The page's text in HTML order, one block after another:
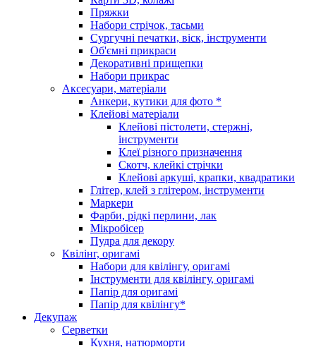
Пряжки
Набори стрічок, тасьми
Сургучні печатки, віск, інструменти
Об'ємні прикраси
Декоративні прищепки
Набори прикрас
Аксесуари, матеріали
Анкери, кутики для фото *
Клейові матеріали
Клейові пістолети, стержні,
інструменти
Клеї різного призначення
Скотч, клейкі стрічки
Клейові аркуші, крапки, квадратики
Глітер, клей з глітером, інструменти
Маркери
Фарби, рідкі перлини, лак
Мікробісер
Пудра для декору
Квілінг, оригамі
Набори для квілінгу, оригамі
Інструменти для квілінгу, оригамі
Папір для оригамі
Папір для квілінгу*
Декупаж
Серветки
Кухня, натюрморти